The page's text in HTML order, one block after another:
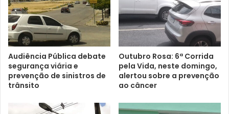
Audiência Pública debate
segurança viária e
prevenção de sinistros de
trânsito
Outubro Rosa: 6ª Corrida
pela Vida, neste domingo,
alertou sobre a prevenção
ao câncer